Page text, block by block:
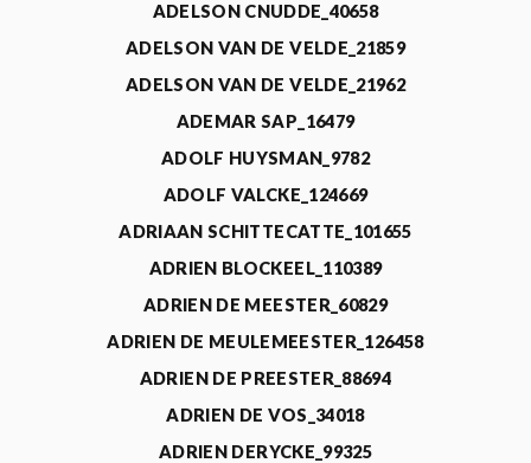
ADELSON CNUDDE_40658
ADELSON VAN DE VELDE_21859
ADELSON VAN DE VELDE_21962
ADEMAR SAP_16479
ADOLF HUYSMAN_9782
ADOLF VALCKE_124669
ADRIAAN SCHITTECATTE_101655
ADRIEN BLOCKEEL_110389
ADRIEN DE MEESTER_60829
ADRIEN DE MEULEMEESTER_126458
ADRIEN DE PREESTER_88694
ADRIEN DE VOS_34018
ADRIEN DERYCKE_99325